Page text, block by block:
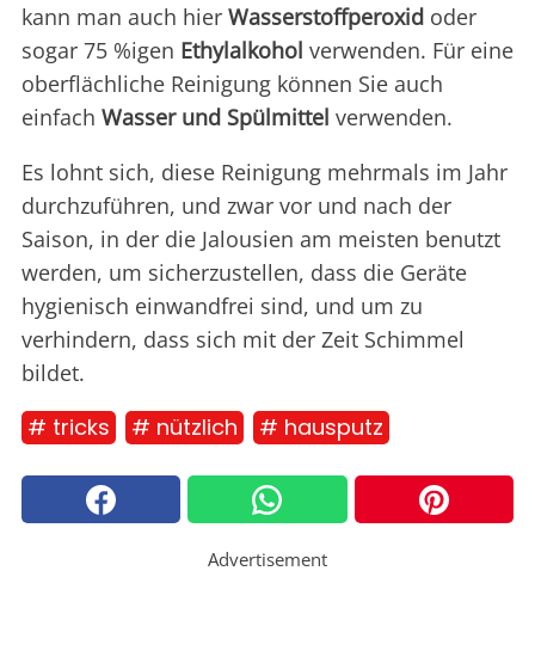
kann man auch hier Wasserstoffperoxid oder
sogar 75 %igen Ethylalkohol verwenden. Für eine
oberflächliche Reinigung können Sie auch
einfach Wasser und Spülmittel verwenden.
Es lohnt sich, diese Reinigung mehrmals im Jahr
durchzuführen, und zwar vor und nach der
Saison, in der die Jalousien am meisten benutzt
werden, um sicherzustellen, dass die Geräte
hygienisch einwandfrei sind, und um zu
verhindern, dass sich mit der Zeit Schimmel
bildet.
# tricks # nützlich # hausputz
Advertisement